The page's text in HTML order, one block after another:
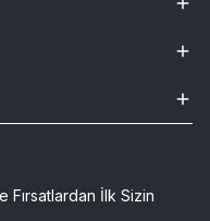
Fırsatlardan İlk Sizin